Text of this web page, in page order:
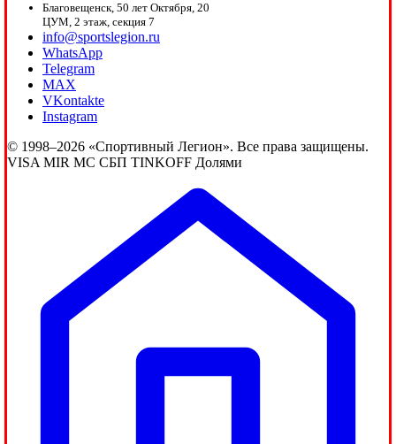
Благовещенск, 50 лет Октября, 20
ЦУМ, 2 этаж, секция 7
info@sportslegion.ru
WhatsApp
Telegram
MAX
VKontakte
Instagram
© 1998–2026 «Спортивный Легион». Все права защищены.
VISA MIR MC СБП TINKOFF Долями